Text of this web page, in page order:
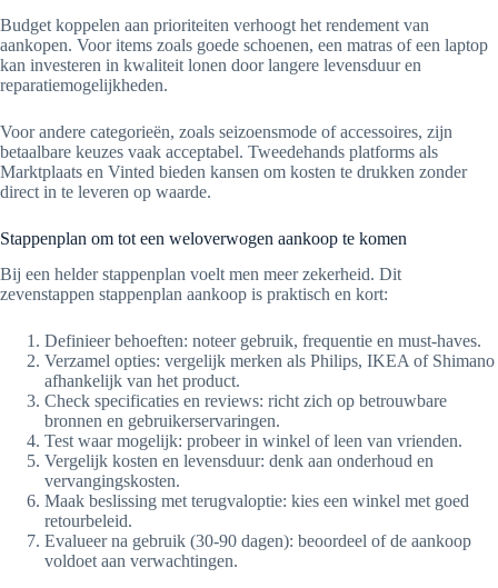
Budget koppelen aan prioriteiten verhoogt het rendement van
aankopen. Voor items zoals goede schoenen, een matras of een laptop
kan investeren in kwaliteit lonen door langere levensduur en
reparatiemogelijkheden.
Voor andere categorieën, zoals seizoensmode of accessoires, zijn
betaalbare keuzes vaak acceptabel. Tweedehands platforms als
Marktplaats en Vinted bieden kansen om kosten te drukken zonder
direct in te leveren op waarde.
Stappenplan om tot een weloverwogen aankoop te komen
Bij een helder stappenplan voelt men meer zekerheid. Dit
zevenstappen stappenplan aankoop is praktisch en kort:
Definieer behoeften: noteer gebruik, frequentie en must-haves.
Verzamel opties: vergelijk merken als Philips, IKEA of Shimano
afhankelijk van het product.
Check specificaties en reviews: richt zich op betrouwbare
bronnen en gebruikerservaringen.
Test waar mogelijk: probeer in winkel of leen van vrienden.
Vergelijk kosten en levensduur: denk aan onderhoud en
vervangingskosten.
Maak beslissing met terugvaloptie: kies een winkel met goed
retourbeleid.
Evalueer na gebruik (30-90 dagen): beoordeel of de aankoop
voldoet aan verwachtingen.